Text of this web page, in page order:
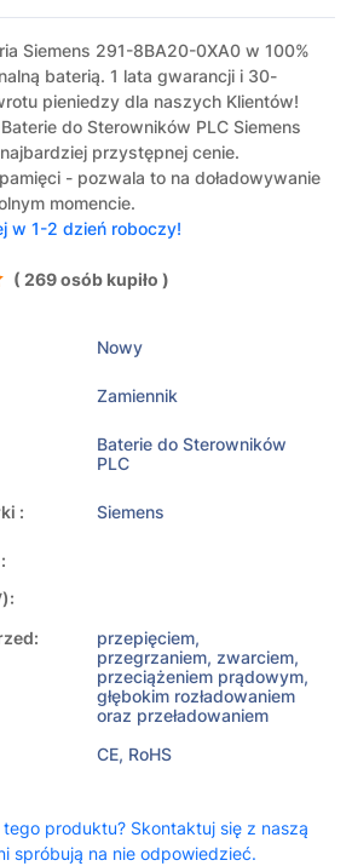
Siemens 291-8BA20-0XA0 w 100%
baterią. 1 lata gwarancji i 30-
pieniedzy dla naszych Klientów!
do Sterowników PLC Siemens
przystępnej cenie.
- pozwala to na doładowywanie
momencie.
w 1-2 dzień roboczy!
( 269 osób kupiło )
Nowy
Zamiennik
Baterie do Sterowników
PLC
: Siemens
przepięciem,
przegrzaniem, zwarciem,
przeciążeniem prądowym,
głębokim rozładowaniem
oraz przeładowaniem
CE, RoHS
produktu? Skontaktuj się z naszą
spróbują na nie odpowiedzieć.